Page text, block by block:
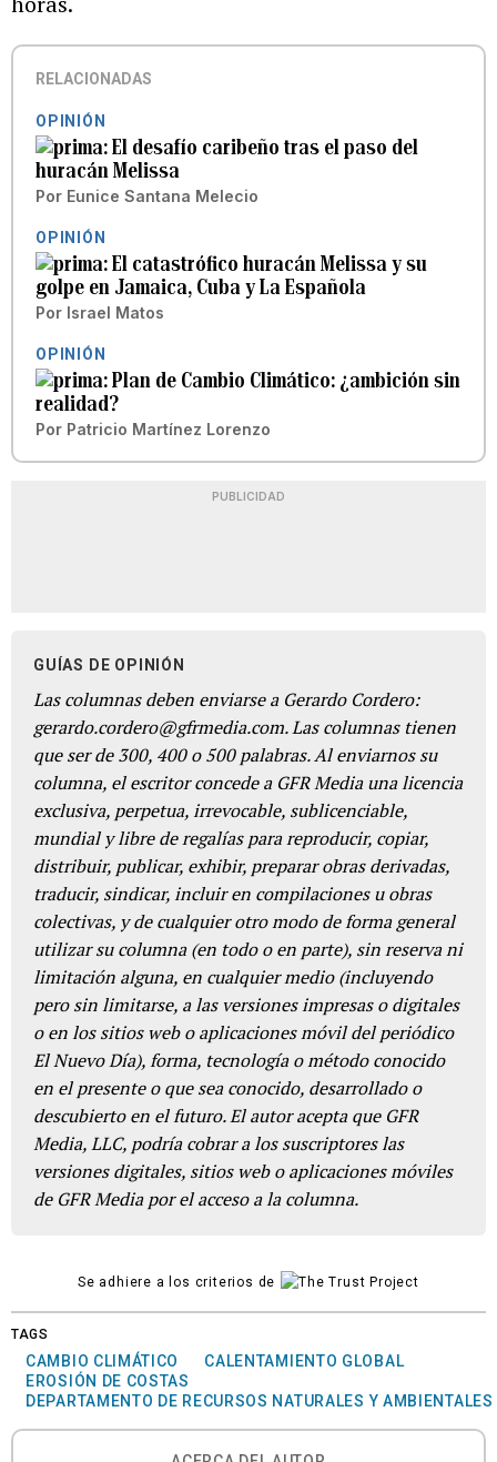
RELACIONADAS
OPINIÓN
El desafío caribeño tras el paso del
huracán Melissa
Por Eunice Santana Melecio
OPINIÓN
El catastrófico huracán Melissa y su
golpe en Jamaica, Cuba y La Española
Por Israel Matos
OPINIÓN
Plan de Cambio Climático: ¿ambición sin
realidad?
Por Patricio Martínez Lorenzo
PUBLICIDAD
GUÍAS DE OPINIÓN
Las columnas deben enviarse a Gerardo Cordero:
gerardo.cordero@gfrmedia.com. Las columnas tienen
que ser de 300, 400 o 500 palabras. Al enviarnos su
columna, el escritor concede a GFR Media una licencia
exclusiva, perpetua, irrevocable, sublicenciable,
mundial y libre de regalías para reproducir, copiar,
distribuir, publicar, exhibir, preparar obras derivadas,
traducir, sindicar, incluir en compilaciones u obras
colectivas, y de cualquier otro modo de forma general
utilizar su columna (en todo o en parte), sin reserva ni
limitación alguna, en cualquier medio (incluyendo
pero sin limitarse, a las versiones impresas o digitales
o en los sitios web o aplicaciones móvil del periódico
El Nuevo Día), forma, tecnología o método conocido
en el presente o que sea conocido, desarrollado o
descubierto en el futuro. El autor acepta que GFR
Media, LLC, podría cobrar a los suscriptores las
versiones digitales, sitios web o aplicaciones móviles
de GFR Media por el acceso a la columna.
Se adhiere a los criterios de
TAGS
CAMBIO CLIMÁTICO
CALENTAMIENTO GLOBAL
EROSIÓN DE COSTAS
DEPARTAMENTO DE RECURSOS NATURALES Y AMBIENTALES